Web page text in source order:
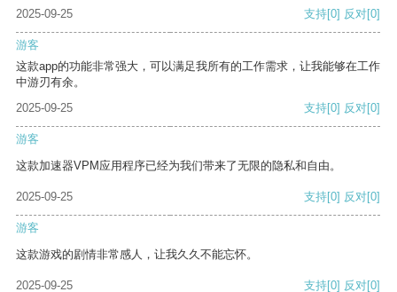
2025-09-25
支持[0] 反对[0]
游客
这款app的功能非常强大，可以满足我所有的工作需求，让我能够在工作
中游刃有余。
2025-09-25
支持[0] 反对[0]
游客
这款加速器VPM应用程序已经为我们带来了无限的隐私和自由。
2025-09-25 支持[0] 反对[0]
游客
这款游戏的剧情非常感人，让我久久不能忘怀。
2025-09-25 支持[0] 反对[0]